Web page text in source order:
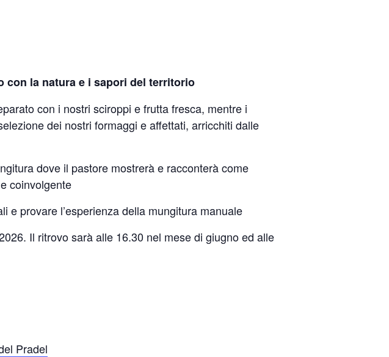
con la natura e i sapori del territorio
con i nostri sciroppi e frutta fresca, mentre i
dei nostri formaggi e affettati, arricchiti dalle
dove il pastore mostrerà e racconterà come
coinvolgente
e provare l’esperienza della mungitura manuale
Il ritrovo sarà alle 16.30 nel mese di giugno ed alle
Pradel